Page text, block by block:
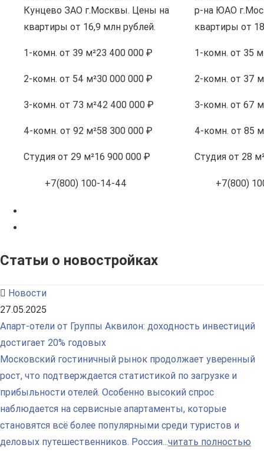
Кунцево ЗАО г.Москвы. Цены на
квартиры от 16,9 млн рублей.
1-комн. от 39 м²23 400 000 ₽
2-комн. от 54 м²30 000 000 ₽
3-комн. от 73 м²42 400 000 ₽
4-комн. от 92 м²58 300 000 ₽
Студия от 29 м²16 900 000 ₽
+7(800) 100-14-44
р-на ЮАО
квартиры от
1-комн. от 35
2-комн. от 37
3-комн. от 67
4-комн. от 85
Студия от 28
+7(800)
Статьи о новостройках
Новости
27.05.2025
Апарт-отели от Группы Аквилон: доходность инвестиций
достигает 20% годовых
Московский гостиничный рынок продолжает уверенный
рост, что подтверждается статистикой по загрузке и
прибыльности отелей. Особенно высокий спрос
наблюдается на сервисные апартаменты, которые
становятся всё более популярными среди туристов и
деловых путешественников. Россия...читать полностью